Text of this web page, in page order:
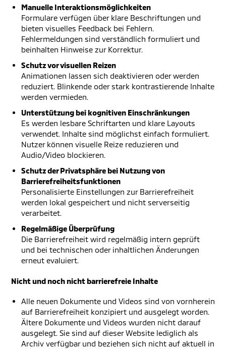
Manuelle Interaktionsmöglichkeiten
Formulare verfügen über klare Beschriftungen und
bieten visuelles Feedback bei Fehlern.
Fehlermeldungen sind verständlich formuliert und
beinhalten Hinweise zur Korrektur.
Schutz vor visuellen Reizen
Animationen lassen sich deaktivieren oder werden
reduziert. Blinkende oder stark kontrastierende Inhalte
werden vermieden.
Unterstützung bei kognitiven Einschränkungen
Es werden lesbare Schriftarten und klare Layouts
verwendet. Inhalte sind möglichst einfach formuliert.
Nutzer können visuelle Reize reduzieren und
Audio/Video blockieren.
Schutz der Privatsphäre bei Nutzung von
Barrierefreiheitsfunktionen
Personalisierte Einstellungen zur Barrierefreiheit
werden lokal gespeichert und nicht serverseitig
verarbeitet.
Regelmäßige Überprüfung
Die Barrierefreiheit wird regelmäßig intern geprüft
und bei technischen oder inhaltlichen Änderungen
erneut evaluiert.
Nicht und noch nicht barrierefreie Inhalte
Alle neuen Dokumente und Videos sind von vornherein
auf Barrierefreiheit konzipiert und ausgelegt worden.
Ältere Dokumente und Videos wurden nicht darauf
ausgelegt. Sie sind auf dieser Website lediglich als
Archiv verfügbar und beziehen sich nicht auf aktuell in